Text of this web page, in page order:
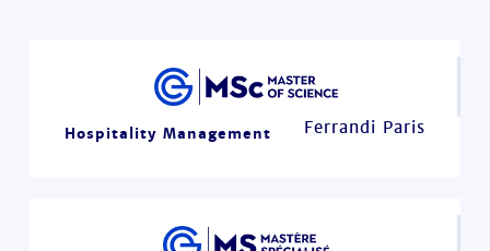
Hospitality Management Ferrandi Paris